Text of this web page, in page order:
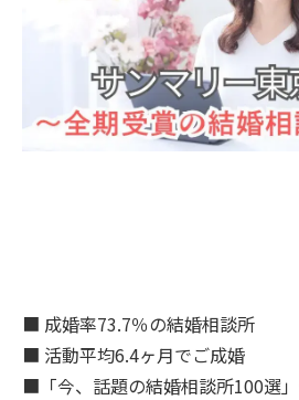
■ 成婚率73.7％の結婚相談所
■ 活動平均6.4ヶ月でご成婚
■「今、話題の結婚相談所100選